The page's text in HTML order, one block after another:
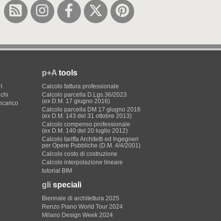
p+A tools
Calcolo fattura professionale
Calcolo parcella D.Lgs.36/2023
(ex D.M. 17 giugno 2016)
Calcolo parcella DM 17 giugno 2016
(ex D.M. 143 del 31 ottobre 2013)
Calcolo compenso professionale
(ex D.M. 140 del 20 luglio 2012)
Calcolo tariffa Architetti ed Ingegneri
per Opere Pubbliche (D.M. 4/4/2001)
Calcolo costo di costruzione
Calcolo interpolazione lineare
tutorial BIM
gli speciali
Biennale di architettura 2025
Renzo Piano World Tour 2024
Milano Design Week 2024